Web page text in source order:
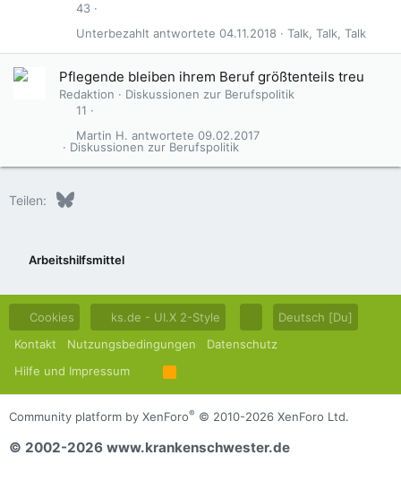
43
Talk, Talk, Talk
04.11.2018
Unterbezahlt
Pflegende bleiben ihrem Beruf größtenteils treu
Redaktion
Diskussionen zur Berufspolitik
11
Diskussionen zur Berufspolitik
09.02.2017
Martin H.
Teilen: Bluesky
Arbeitshilfsmittel
Cookies ks.de - UI.X 2-Style
Deutsch [Du]
Kontakt
Nutzungsbedingungen
Datenschutz
Hilfe und Impressum
R
S
S
Community platform by XenForo® © 2010-2026 XenForo Ltd.
© 2002-2026 www.krankenschwester.de